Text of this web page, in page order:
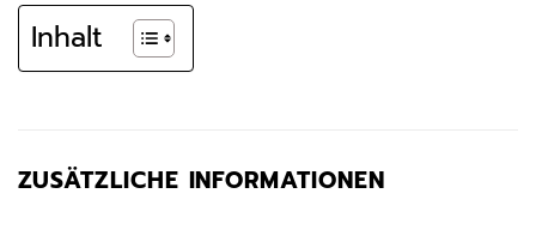
Inhalt
ZUSÄTZLICHE INFORMATIONEN